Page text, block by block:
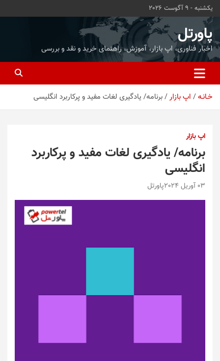
محتوا
بروید
یکشنبه - 9 آگوست 2026
پاورتل
اخبار فناوری، اپ بازار، آموزش، راهنمای خرید و نقد و بررسی
خـانـه اپ بازار برنامه/ یادگیری لغات مفید و پرکاربرد انگلیسی
اپ بازار
برنامه/ یادگیری لغات مفید و پرکاربرد
انگلیسی
03 آوریل 2024 پاورتل